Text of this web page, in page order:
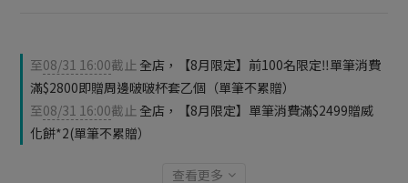
至08/31 16:00截止 全店，【8月限定】前100名限定‼️單筆消費
滿$2800即贈周邊啵啵杯套乙個（單筆不累贈）
至08/31 16:00截止 全店，【8月限定】單筆消費滿$2499贈威
化餅*2(單筆不累贈）
查看更多